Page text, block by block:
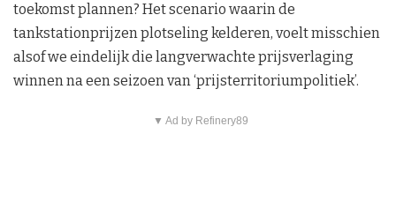
toekomst plannen? Het scenario waarin de
tankstationprijzen plotseling kelderen, voelt misschien
alsof we eindelijk die langverwachte prijsverlaging
winnen na een seizoen van ‘prijsterritoriumpolitiek’.
▼ Ad by Refinery89